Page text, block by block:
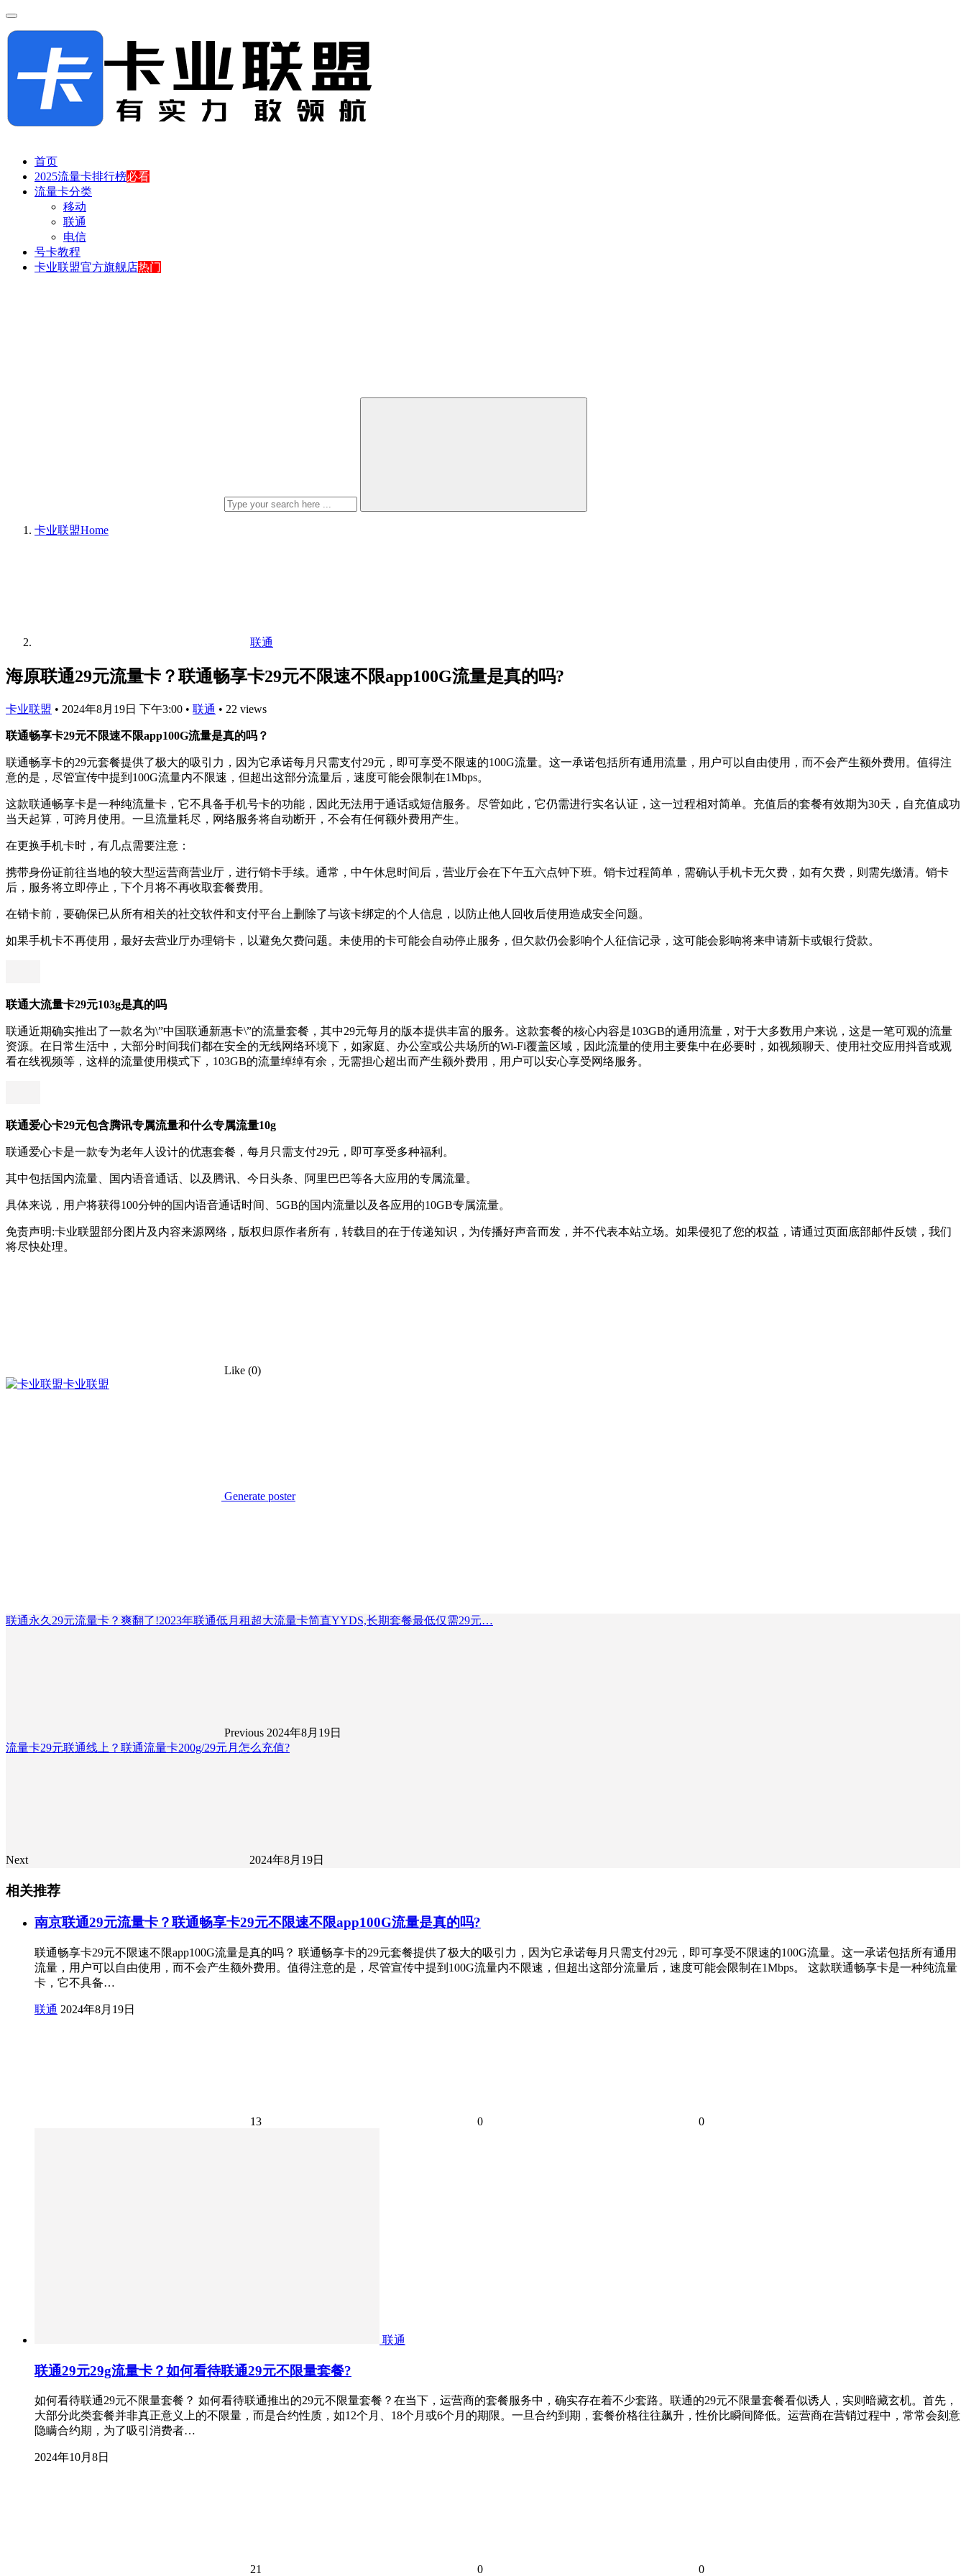
首页
2025流量卡排行榜必看
流量卡分类
移动
联通
电信
号卡教程
卡业联盟官方旗舰店热门
卡业联盟Home
联通
海原联通29元流量卡？联通畅享卡29元不限速不限app100G流量是真的吗?
卡业联盟 • 2024年8月19日 下午3:00 • 联通 • 22 views
联通畅享卡29元不限速不限app100G流量是真的吗？
联通畅享卡的29元套餐提供了极大的吸引力，因为它承诺每月只需支付29元，即可享受不限速的100G流量。这一承诺包括所有通用流量，用户可以自由使用，而不会产生额外费用。值得注
意的是，尽管宣传中提到100G流量内不限速，但超出这部分流量后，速度可能会限制在1Mbps。
这款联通畅享卡是一种纯流量卡，它不具备手机号卡的功能，因此无法用于通话或短信服务。尽管如此，它仍需进行实名认证，这一过程相对简单。充值后的套餐有效期为30天，自充值成功
当天起算，可跨月使用。一旦流量耗尽，网络服务将自动断开，不会有任何额外费用产生。
在更换手机卡时，有几点需要注意：
携带身份证前往当地的较大型运营商营业厅，进行销卡手续。通常，中午休息时间后，营业厅会在下午五六点钟下班。销卡过程简单，需确认手机卡无欠费，如有欠费，则需先缴清。销卡
后，服务将立即停止，下个月将不再收取套餐费用。
在销卡前，要确保已从所有相关的社交软件和支付平台上删除了与该卡绑定的个人信息，以防止他人回收后使用造成安全问题。
如果手机卡不再使用，最好去营业厅办理销卡，以避免欠费问题。未使用的卡可能会自动停止服务，但欠款仍会影响个人征信记录，这可能会影响将来申请新卡或银行贷款。
联通大流量卡29元103g是真的吗
联通近期确实推出了一款名为\”中国联通新惠卡\”的流量套餐，其中29元每月的版本提供丰富的服务。这款套餐的核心内容是103GB的通用流量，对于大多数用户来说，这是一笔可观的流量
资源。在日常生活中，大部分时间我们都在安全的无线网络环境下，如家庭、办公室或公共场所的Wi-Fi覆盖区域，因此流量的使用主要集中在必要时，如视频聊天、使用社交应用抖音或观
看在线视频等，这样的流量使用模式下，103GB的流量绰绰有余，无需担心超出而产生额外费用，用户可以安心享受网络服务。
联通爱心卡29元包含腾讯专属流量和什么专属流量10g
联通爱心卡是一款专为老年人设计的优惠套餐，每月只需支付29元，即可享受多种福利。
其中包括国内流量、国内语音通话、以及腾讯、今日头条、阿里巴巴等各大应用的专属流量。
具体来说，用户将获得100分钟的国内语音通话时间、5GB的国内流量以及各应用的10GB专属流量。
免责声明:卡业联盟部分图片及内容来源网络，版权归原作者所有，转载目的在于传递知识，为传播好声音而发，并不代表本站立场。如果侵犯了您的权益，请通过页面底部邮件反馈，我们
将尽快处理。
Like (0)
卡业联盟
Generate poster
联通永久29元流量卡？爽翻了!2023年联通低月租超大流量卡简直YYDS,长期套餐最低仅需29元…
Previous 2024年8月19日
流量卡29元联通线上？联通流量卡200g/29元月怎么充值?
Next 2024年8月19日
相关推荐
南京联通29元流量卡？联通畅享卡29元不限速不限app100G流量是真的吗?
联通畅享卡29元不限速不限app100G流量是真的吗？ 联通畅享卡的29元套餐提供了极大的吸引力，因为它承诺每月只需支付29元，即可享受不限速的100G流量。这一承诺包括所有通用
流量，用户可以自由使用，而不会产生额外费用。值得注意的是，尽管宣传中提到100G流量内不限速，但超出这部分流量后，速度可能会限制在1Mbps。 这款联通畅享卡是一种纯流量
卡，它不具备…
联通 2024年8月19日
13 0 0
联通
联通29元29g流量卡？如何看待联通29元不限量套餐?
如何看待联通29元不限量套餐？ 如何看待联通推出的29元不限量套餐？在当下，运营商的套餐服务中，确实存在着不少套路。联通的29元不限量套餐看似诱人，实则暗藏玄机。首先，
大部分此类套餐并非真正意义上的不限量，而是合约性质，如12个月、18个月或6个月的期限。一旦合约到期，套餐价格往往飙升，性价比瞬间降低。运营商在营销过程中，常常会刻意
隐瞒合约期，为了吸引消费者…
2024年10月8日
21 0 0